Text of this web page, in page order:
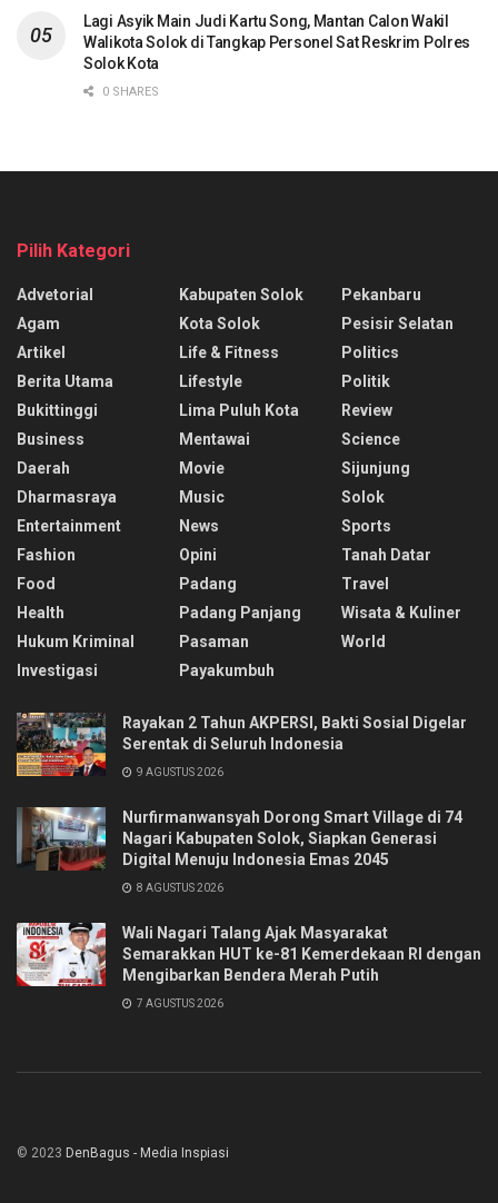
Lagi Asyik Main Judi Kartu Song, Mantan Calon Wakil
Walikota Solok di Tangkap Personel Sat Reskrim Polres
Solok Kota
0 SHARES
Pilih Kategori
Advetorial
Agam
Artikel
Berita Utama
Bukittinggi
Business
Daerah
Dharmasraya
Entertainment
Fashion
Food
Health
Hukum Kriminal
Investigasi
Kabupaten Solok
Kota Solok
Life & Fitness
Lifestyle
Lima Puluh Kota
Mentawai
Movie
Music
News
Opini
Padang
Padang Panjang
Pasaman
Payakumbuh
Pekanbaru
Pesisir Selatan
Politics
Politik
Review
Science
Sijunjung
Solok
Sports
Tanah Datar
Travel
Wisata & Kuliner
World
Rayakan 2 Tahun AKPERSI, Bakti Sosial Digelar
Serentak di Seluruh Indonesia
9 AGUSTUS 2026
Nurfirmanwansyah Dorong Smart Village di 74
Nagari Kabupaten Solok, Siapkan Generasi
Digital Menuju Indonesia Emas 2045
8 AGUSTUS 2026
Wali Nagari Talang Ajak Masyarakat
Semarakkan HUT ke-81 Kemerdekaan RI dengan
Mengibarkan Bendera Merah Putih
7 AGUSTUS 2026
© 2023 DenBagus - Media Inspiasi